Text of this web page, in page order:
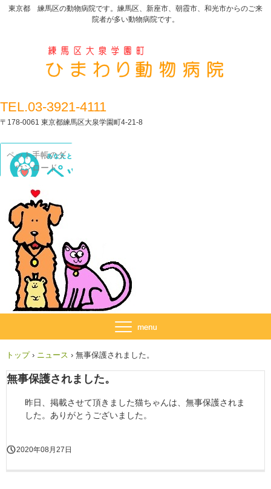
東京都 練馬区の動物病院です。練馬区、新座市、朝霞市、和光市からのご来
院者が多い動物病院です。
TEL.03-3921-4111
〒178-0061 東京都練馬区大泉学園町4-21-8
ペット手帳のダ
ウンロード
トップ › ニュース › 無事保護されました。
無事保護されました。
昨日、掲載させて頂きました猫ちゃんは、無事保護されま
した。ありがとうございました。
2020年08月27日